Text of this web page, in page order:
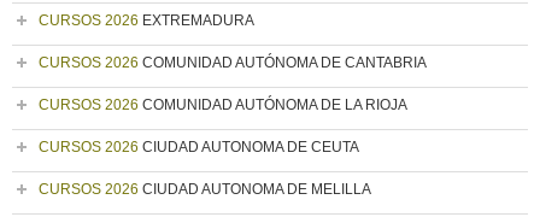
CURSOS 2026 EXTREMADURA
CURSOS 2026 COMUNIDAD AUTÓNOMA DE CANTABRIA
CURSOS 2026 COMUNIDAD AUTÓNOMA DE LA RIOJA
CURSOS 2026 CIUDAD AUTONOMA DE CEUTA
CURSOS 2026 CIUDAD AUTONOMA DE MELILLA